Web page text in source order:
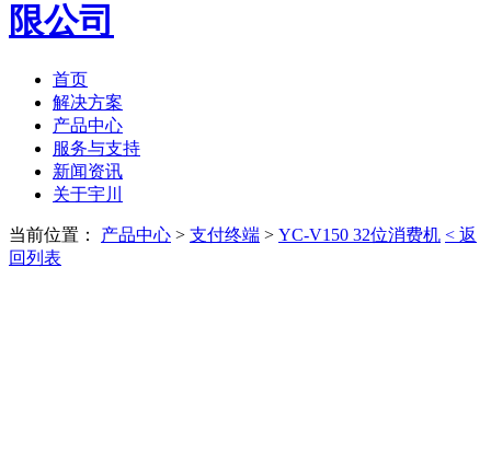
限公司
首页
解决方案
产品中心
服务与支持
新闻资讯
关于宇川
当前位置： 产品中心 > 支付终端 > YC-V150 32位消费机 < 返
回列表